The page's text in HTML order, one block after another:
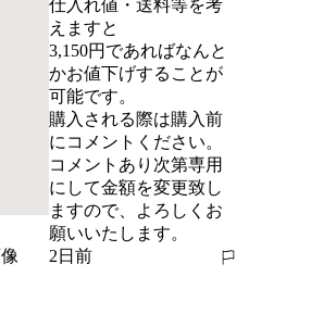
仕入れ値・送料等を考
えますと
3,150円であればなんと
かお値下げすることが
可能です。
購入される際は購入前
にコメントください。
コメントあり次第専用
にして金額を変更致し
ますので、よろしくお
願いいたします。
2日前
報告する